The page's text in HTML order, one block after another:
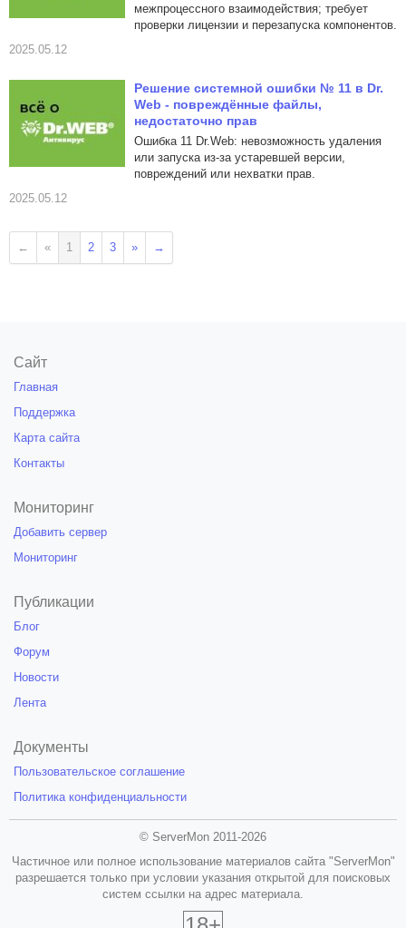
межпроцессного взаимодействия; требует
проверки лицензии и перезапуска компонентов.
2025.05.12
Решение системной ошибки № 11 в Dr.
Web - повреждённые файлы,
недостаточно прав
Ошибка 11 Dr.Web: невозможность удаления
или запуска из-за устаревшей версии,
повреждений или нехватки прав.
2025.05.12
← « 1 2 3 » →
Сайт
Главная
Поддержка
Карта сайта
Контакты
Мониторинг
Добавить сервер
Мониторинг
Публикации
Блог
Форум
Новости
Лента
Документы
Пользовательское соглашение
Политика конфиденциальности
© ServerMon 2011-2026
Частичное или полное использование материалов сайта "ServerMon"
разрешается только при условии указания открытой для поисковых
систем ссылки на адрес материала.